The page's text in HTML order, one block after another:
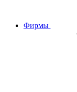
Фирмы